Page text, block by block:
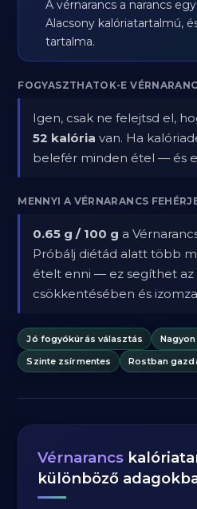
A vérnarancs a narancs
Alacsony kalóriatartalmú,
tartalma.
FOGYASZTHATOK-E
Igen, csak ne felejtsd el,
52 kalória van. Ha
belefér minden étel — és
MENNYI A VÉRNARANCS
0.65 g / 100 g a
Próbálj diétád alatt több
ételt enni — ez segíthet az
csökkentésében és
Jó fogyókúrás választás
Szinte zsírmentes
Rostban
Vérnarancs
különböző